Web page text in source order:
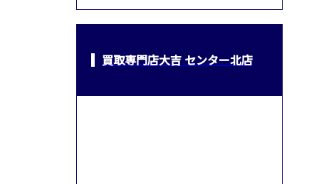
買取専門店大吉 センター北店